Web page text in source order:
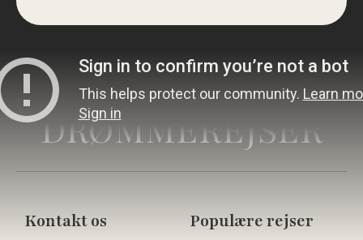
DRØMMEREJSER
Kontakt os Populære rejser